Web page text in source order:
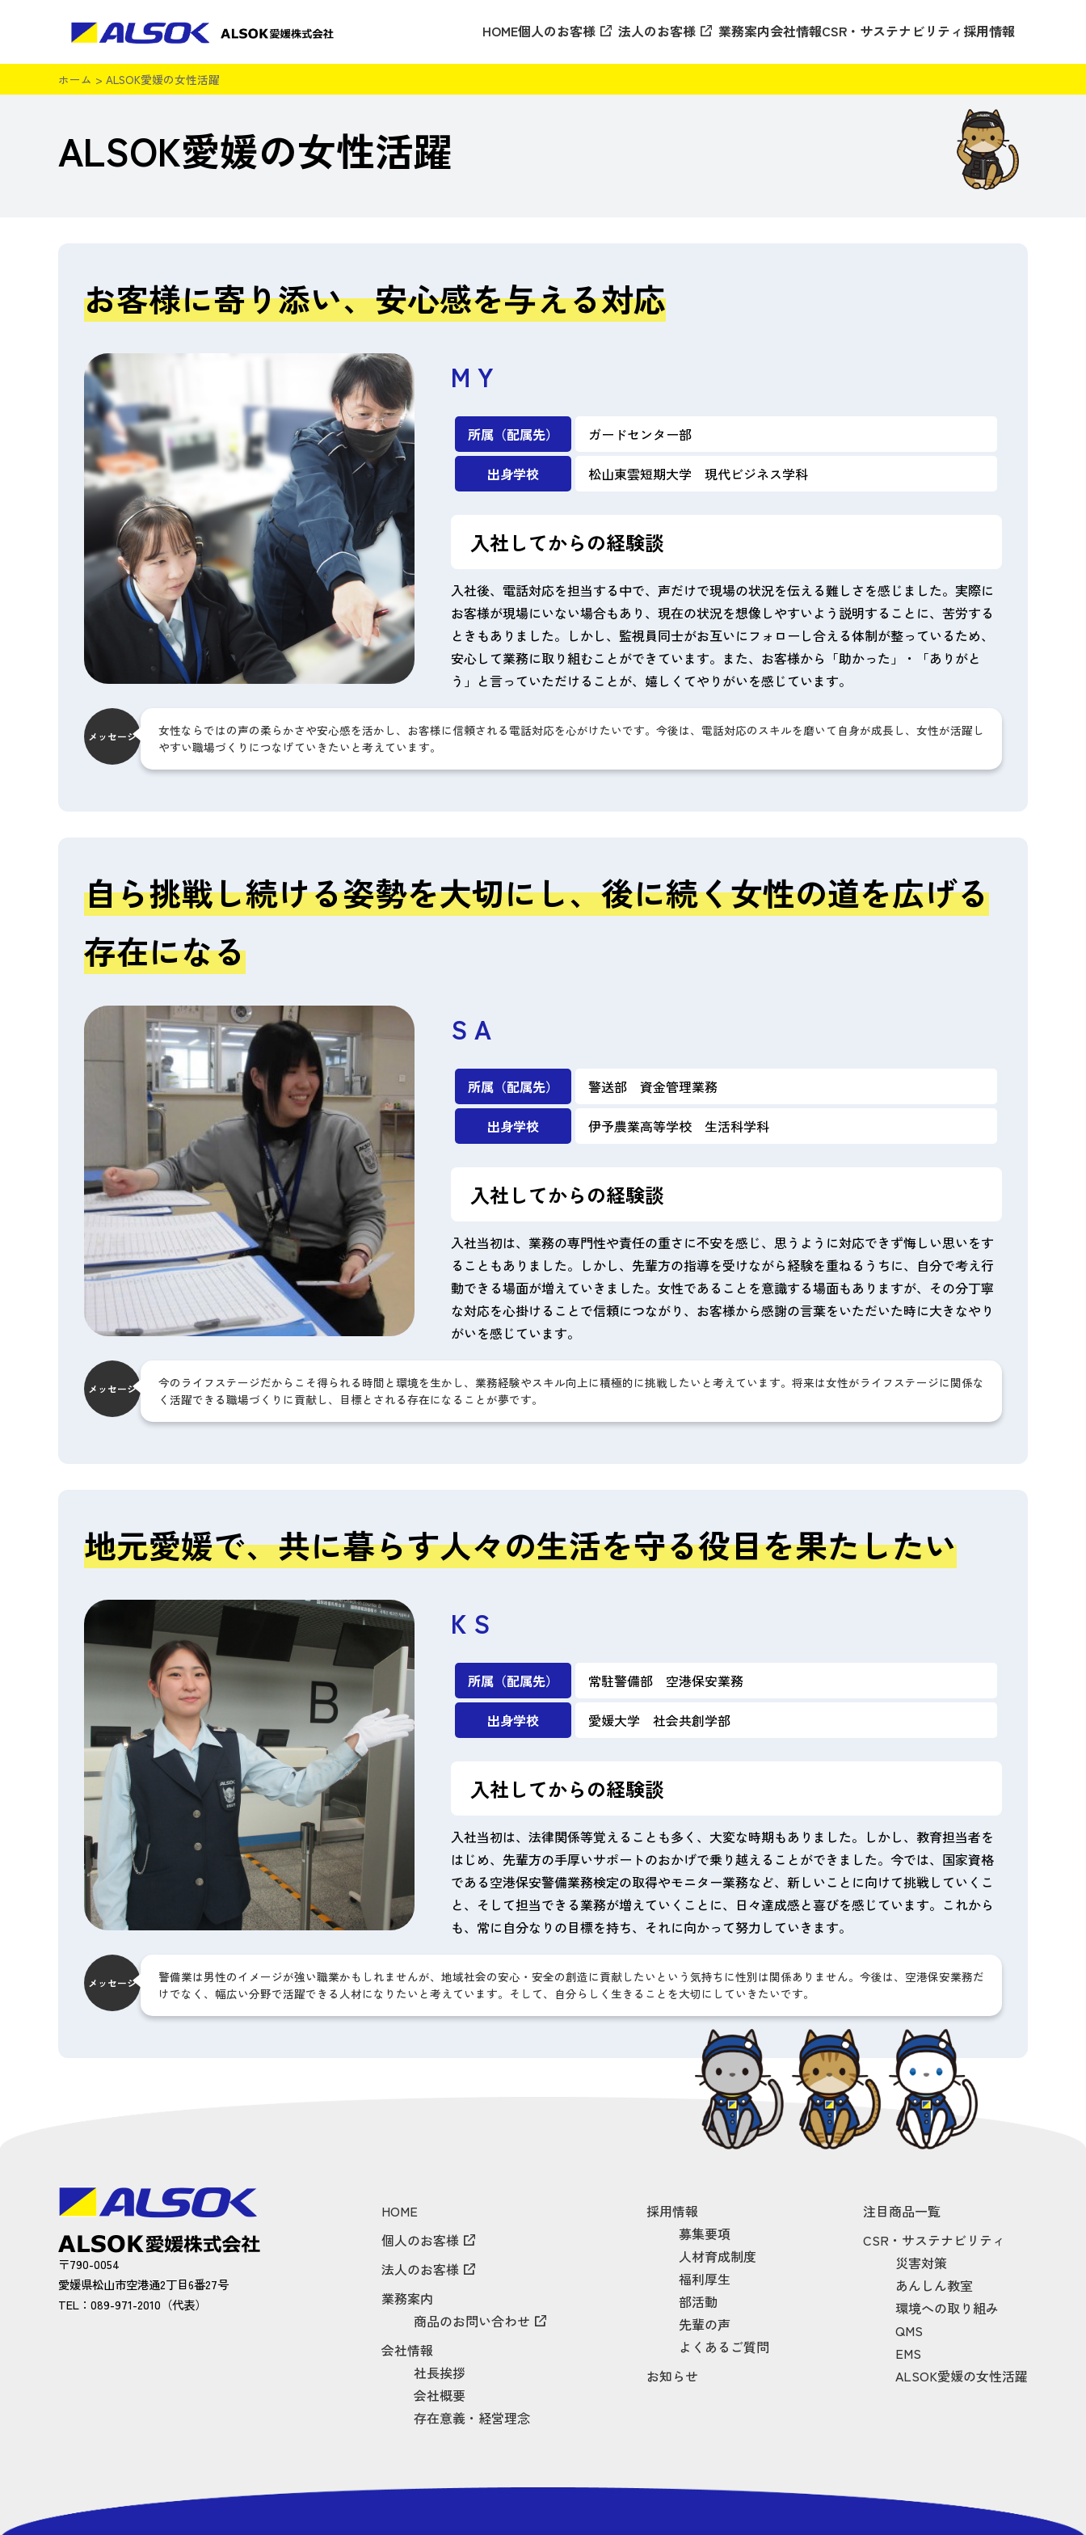
HOME個人のお客様 法人のお客様 業務案内会社情報CSR・サステナビリティ 採用情報
ホーム > ALSOK愛媛の女性活躍
ALSOK愛媛の女性活躍
お客様に寄り添い、安心感を与える対応
M Y
所属（配属先） ガードセンター部
出身学校 松山東雲短期大学 現代ビジネス学科
入社してからの経験談
入社後、電話対応を担当する中で、声だけで現場の状況を伝える難しさを感じました。実際に
お客様が現場にいない場合もあり、現在の状況を想像しやすいよう説明することに、苦労する
ときもありました。しかし、監視員同士がお互いにフォローし合える体制が整っているため、
安心して業務に取り組むことができています。また、お客様から「助かった」・「ありがと
う」と言っていただけることが、嬉しくてやりがいを感じています。
メッセージ
女性ならではの声の柔らかさや安心感を活かし、お客様に信頼される電話対応を心がけたいです。今後は、電話対応のスキルを磨いて自身が成長し、女性が活躍し
やすい職場づくりにつなげていきたいと考えています。
自ら挑戦し続ける姿勢を大切にし、後に続く女性の道を広げる
存在になる
S A
所属（配属先） 警送部 資金管理業務
出身学校 伊予農業高等学校 生活科学科
入社してからの経験談
入社当初は、業務の専門性や責任の重さに不安を感じ、思うように対応できず悔しい思いをす
ることもありました。しかし、先輩方の指導を受けながら経験を重ねるうちに、自分で考え行
動できる場面が増えていきました。女性であることを意識する場面もありますが、その分丁寧
な対応を心掛けることで信頼につながり、お客様から感謝の言葉をいただいた時に大きなやり
がいを感じています。
メッセージ
今のライフステージだからこそ得られる時間と環境を生かし、業務経験やスキル向上に積極的に挑戦したいと考えています。将来は女性がライフステージに関係な
く活躍できる職場づくりに貢献し、目標とされる存在になることが夢です。
地元愛媛で、共に暮らす人々の生活を守る役目を果たしたい
K S
所属（配属先） 常駐警備部 空港保安業務
出身学校 愛媛大学 社会共創学部
入社してからの経験談
入社当初は、法律関係等覚えることも多く、大変な時期もありました。しかし、教育担当者を
はじめ、先輩方の手厚いサポートのおかげで乗り越えることができました。今では、国家資格
である空港保安警備業務検定の取得やモニター業務など、新しいことに向けて挑戦していくこ
と、そして担当できる業務が増えていくことに、日々達成感と喜びを感じています。これから
も、常に自分なりの目標を持ち、それに向かって努力していきます。
メッセージ
警備業は男性のイメージが強い職業かもしれませんが、地域社会の安心・安全の創造に貢献したいという気持ちに性別は関係ありません。今後は、空港保安業務だ
けでなく、幅広い分野で活躍できる人材になりたいと考えています。そして、自分らしく生きることを大切にしていきたいです。
〒790-0054
愛媛県松山市空港通2丁目6番27号
TEL：089-971-2010（代表）
HOME
個人のお客様
法人のお客様
業務案内
商品のお問い合わせ
会社情報
社長挨拶
会社概要
存在意義・経営理念
採用情報
募集要項
人材育成制度
福利厚生
部活動
先輩の声
よくあるご質問
お知らせ
注目商品一覧
CSR・サステナビリティ
災害対策
あんしん教室
環境への取り組み
QMS
EMS
ALSOK愛媛の女性活躍